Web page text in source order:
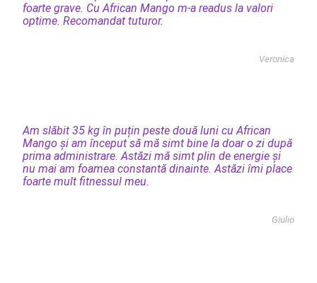
foarte grave. Cu African Mango m-a readus la valori
optime. Recomandat tuturor.
Veronica
Am slăbit 35 kg în puțin peste două luni cu African
Mango și am început să mă simt bine la doar o zi după
prima administrare. Astăzi mă simt plin de energie și
nu mai am foamea constantă dinainte. Astăzi îmi place
foarte mult fitnessul meu.
Giulio